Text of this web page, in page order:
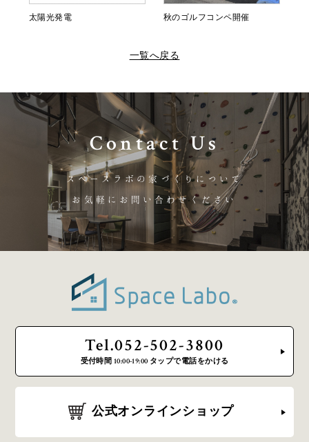
太陽光発電 秋のゴルフコンペ開催
一覧へ戻る
Contact Us
スペースラボの家づくりについて
お気軽にお問い合わせください
Tel.052-502-3800
受付時間 10:00-19:00 タップで電話をかける
公式オンラインショップ